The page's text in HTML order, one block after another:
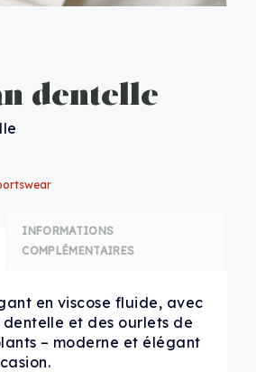
dentelle
INFORMATIONS
COMPLÉMENTAIRES
en viscose fluide, avec
dentelle et des ourlets de
– moderne et élégant